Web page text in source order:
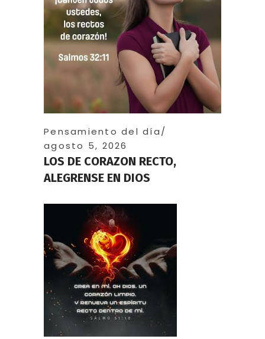
Pensamiento del día
agosto 5, 2026
LOS DE CORAZON RECTO,
ALEGRENSE EN DIOS